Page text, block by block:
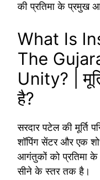
की प्रतिमा के प्रमुख
What Is
The
Unity? |
है?
सरदार पटेल की मूर्ति
शॉपिंग सेंटर और एक
आगंतुकों को प्रतिमा
सीने के स्तर तक है।